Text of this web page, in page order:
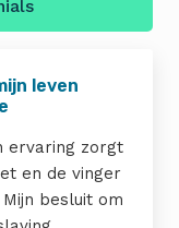
leven
ervaring zorgt
en de vinger
besluit om